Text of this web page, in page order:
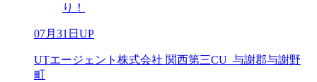
り！
07月31日UP
UTエージェント株式会社 関西第三CU_与謝郡与謝野
町